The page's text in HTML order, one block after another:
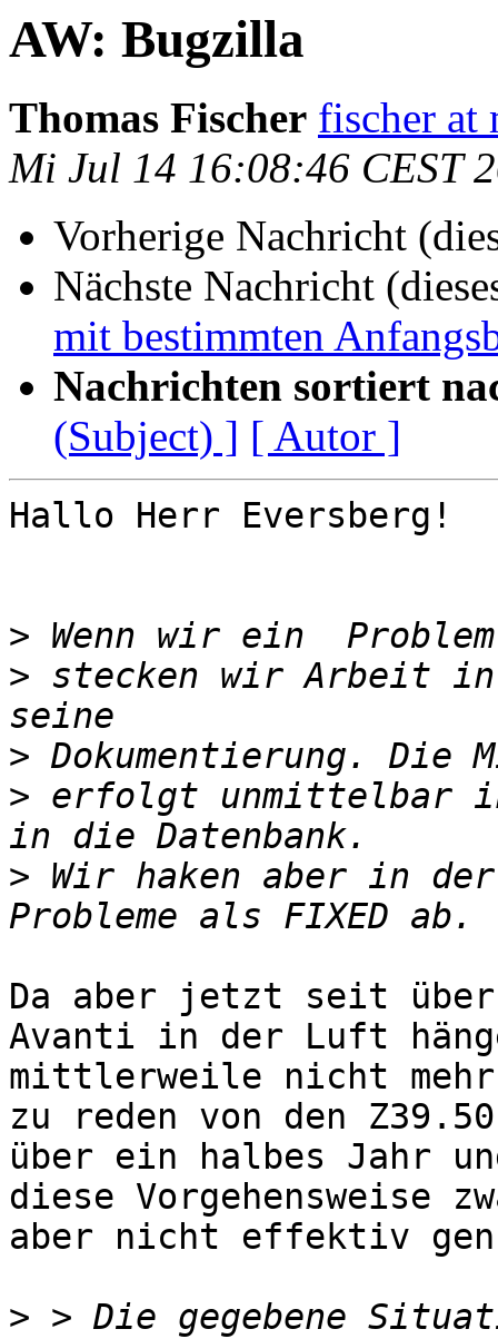
AW: Bugzilla
Thomas Fischer fischer at
Mi Jul 14 16:08:46 CEST
Vorherige Nachricht
Nächste Nachricht
mit bestimmten
Nachrichten sortiert
(Subject) ] [ Autor ]
Hallo Herr Eversberg!
>
> stecken wir Arbeit
>
> erfolgt unmittelbar
> Wir haken aber in
Da aber jetzt seit über
Avanti in der Luft
mittlerweile nicht
zu reden von den
über ein halbes Jahr
diese Vorgehensweise
aber nicht effektiv
> > Die gegebene